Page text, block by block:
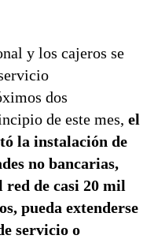
y los cajeros se
dos
de este mes, el
la instalación de
no bancarias,
de casi 20 mil
pueda extenderse
servicio o